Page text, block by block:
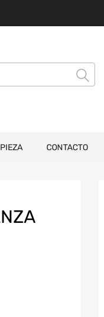
CONTACTO